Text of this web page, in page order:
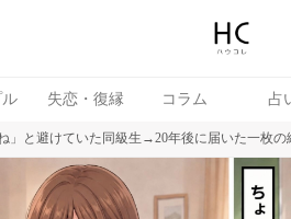
ル 失恋・復縁 コラム 占
」と避けていた同級生→20年後に届いた一枚の